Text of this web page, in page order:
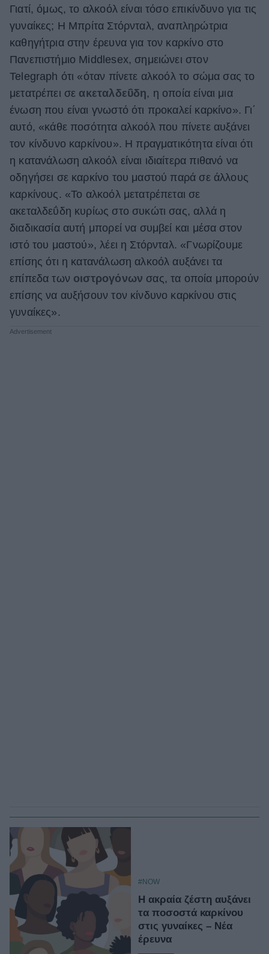
Hautes Grecians
Γάμος
Market News
Γιατί, όμως, το αλκοόλ είναι τόσο επικίνδυνο για τις
γυναίκες; Η Μπρίτα Στόρνταλ, αναπληρώτρια
καθηγήτρια στην έρευνα για τον καρκίνο στο
Πανεπιστήμιο Middlesex, σημειώνει στον
Telegraph ότι «όταν πίνετε αλκοόλ το σώμα σας το
μετατρέπει σε ακεταλδεΰδη, η οποία είναι μια
ένωση που είναι γνωστό ότι προκαλεί καρκίνο». Γι΄
αυτό, «κάθε ποσότητα αλκοόλ που πίνετε αυξάνει
τον κίνδυνο καρκίνου». Η πραγματικότητα είναι ότι
η κατανάλωση αλκοόλ είναι ιδιαίτερα πιθανό να
οδηγήσει σε καρκίνο του μαστού παρά σε άλλους
καρκίνους. «Το αλκοόλ μετατρέπεται σε
ακεταλδεΰδη κυρίως στο συκώτι σας, αλλά η
διαδικασία αυτή μπορεί να συμβεί και μέσα στον
ιστό του μαστού», λέει η Στόρνταλ. «Γνωρίζουμε
επίσης ότι η κατανάλωση αλκοόλ αυξάνει τα
επίπεδα των οιστρογόνων σας, τα οποία μπορούν
επίσης να αυξήσουν τον κίνδυνο καρκίνου στις
γυναίκες».
#NOW
Η ακραία ζέστη αυξάνει
τα ποσοστά καρκίνου
στις γυναίκες – Νέα
έρευνα